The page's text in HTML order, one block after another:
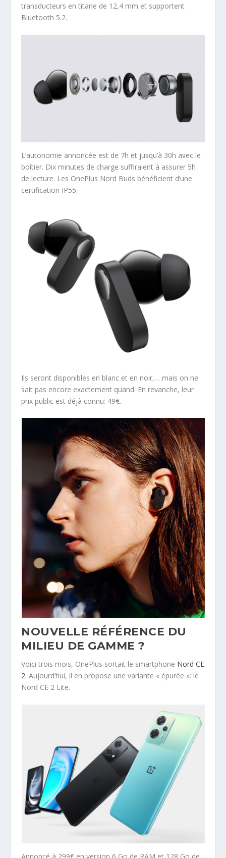
transducteurs en titane de 12,4 mm et supportent
Bluetooth 5.2.
L’autonomie annoncée est de 7h et jusqu’à 30h avec le
boîtier. Dix minutes de charge suffiraient à assurer 5h
de lecture. Les OnePlus Nord Buds bénéficient d’une
certification IP55.
Ils seront disponibles en blanc et en noir,… mais on ne
sait pas encore exactement quand. En revanche, leur
prix public est déjà connu: 49€.
NOUVELLE RÉFÉRENCE DU
MILIEU DE GAMME ?
Voici trois mois, OnePlus sortait le smartphone Nord CE
2. Aujourd’hui, il en propose une variante « épurée »: le
Nord CE 2 Lite.
Annoncé à 299€ en version 6 Go de RAM et 128 Go de